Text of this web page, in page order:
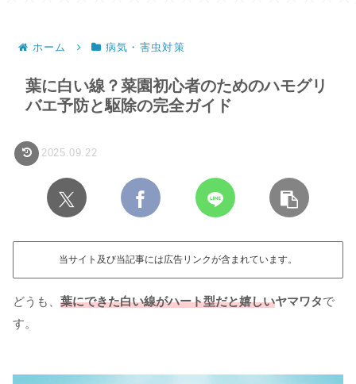
ホーム 病気・害虫対策
葉に白い線？菜園初心者のためのハモグリ
バエ予防と駆除の完全ガイド
2025.09.22
当サイト及び当記事には広告リンクが含まれています。
どうも、 葉にできた白い線がハート型だと嬉しいヤマワタで
す。